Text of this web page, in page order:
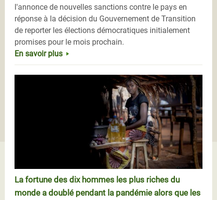
l'annonce de nouvelles sanctions contre le pays en
réponse à la décision du Gouvernement de Transition
de reporter les élections démocratiques initialement
promises pour le mois prochain.
En savoir plus
La fortune des dix hommes les plus riches du
monde a doublé pendant la pandémie alors que les